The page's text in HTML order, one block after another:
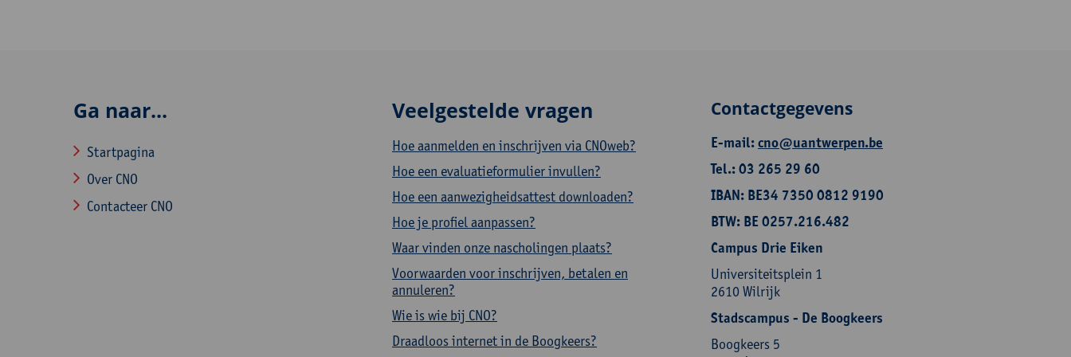
Ga naar...
Startpagina
Over CNO
Contacteer CNO
Veelgestelde vragen
Hoe aanmelden en inschrijven via CNOweb?
Hoe een evaluatieformulier invullen?
Hoe een aanwezigheidsattest downloaden?
Hoe je profiel aanpassen?
Waar vinden onze nascholingen plaats?
Voorwaarden voor inschrijven, betalen en
annuleren?
Wie is wie bij CNO?
Draadloos internet in de Boogkeers?
Contactgegevens
E-mail:cno@uantwerpen.be
Tel.: 03 265 29 60
IBAN: BE34 7350 0812 9190
BTW: BE 0257.216.482
Campus Drie Eiken
Universiteitsplein 1
2610 Wilrijk
Stadscampus - De Boogkeers
Boogkeers 5